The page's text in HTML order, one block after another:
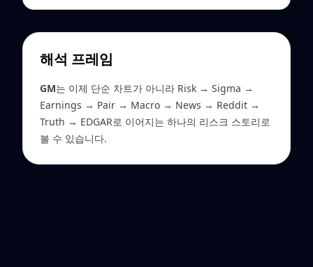
해석 프레임
GM는 이제 단순 차트가 아니라 Risk → Sigma →
Earnings → Pair → Macro → News → Reddit →
Truth → EDGAR로 이어지는 하나의 리스크 스토리로
볼 수 있습니다.